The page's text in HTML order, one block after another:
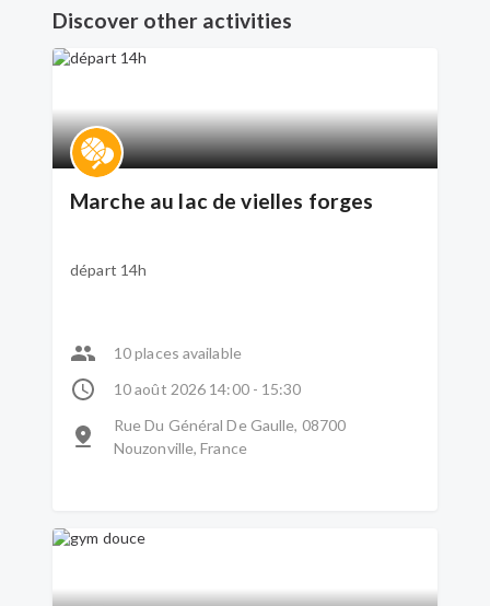
Discover other activities
Marche au lac de vielles forges
départ 14h
10 places available
10 août 2026 14:00 - 15:30
Rue Du Général De Gaulle, 08700
Nouzonville, France